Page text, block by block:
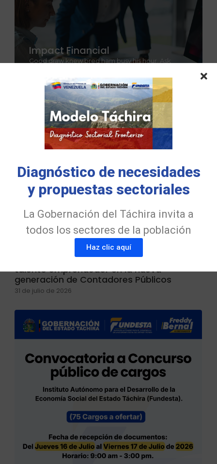
Impact Financial
Good draw knew bred ham busy his hour. Ask
Explore More
Latest Posts
FUNDESTA Y ULA Táchira fortalecen el
talento emprendedor en la nueva
generación de Contadores Públicos
31 de julio de 2026
Diagnóstico de necesidades
y propuestas sectoriales
La Gobernación del Táchira invita a
todos los sectores de la población
Haz clic aquí